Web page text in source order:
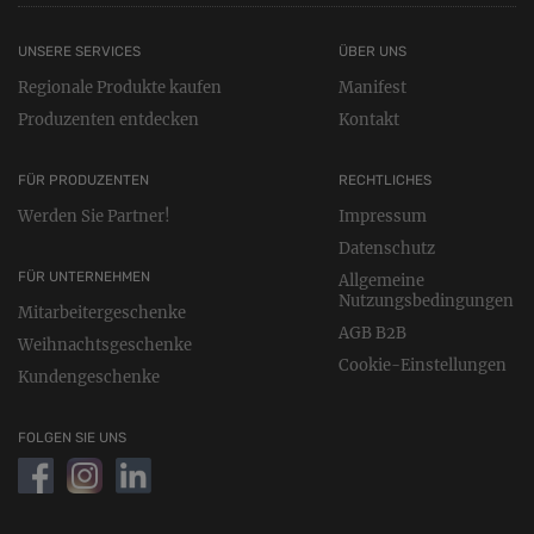
100% Vegan - 100% Natur - 100% Bio - sojafrei -
laktosefrei - pestizidfrei - gentechnikfrei - ohne
Zusatzstoffe - ohne Aromen - ohne Palmöl - ohne
Inhalt: 250g
UNSERE SERVICES
Regionale Produkte kaufen
Produzenten entdecken
FÜR PRODUZENTEN
Werden Sie Partner!
FÜR UNTERNEHMEN
Mitarbeitergeschenke
Weihnachtsgeschenke
Kundengeschenke
RECHTLICHES
Impressum
Datenschutz
Allgemeine
Nutzungsbedingungen
AGB B2B
Cookie-Einstellungen
ÜBER UNS
Manifest
Kontakt
FOLGEN SIE UNS